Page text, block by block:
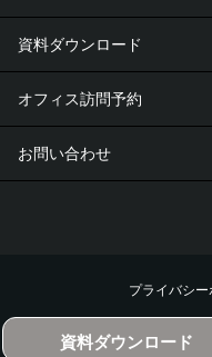
資料ダウンロード
資料ダウンロード
オフィス訪問予約
お問い合わせ
プライバシー
Urban